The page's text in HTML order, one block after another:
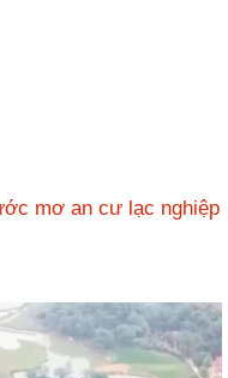
mơ an cư lạc nghiệp